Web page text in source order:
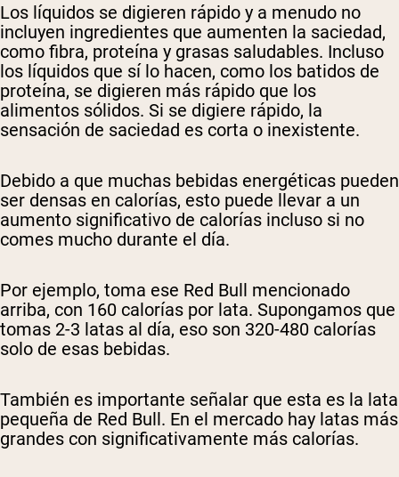
Los líquidos se digieren rápido y a menudo no
incluyen ingredientes que aumenten la saciedad,
como fibra, proteína y grasas saludables. Incluso
los líquidos que sí lo hacen, como los batidos de
proteína, se digieren más rápido que los
alimentos sólidos. Si se digiere rápido, la
sensación de saciedad es corta o inexistente.
Debido a que muchas bebidas energéticas pueden
ser densas en calorías, esto puede llevar a un
aumento significativo de calorías incluso si no
comes mucho durante el día.
Por ejemplo, toma ese Red Bull mencionado
arriba, con 160 calorías por lata. Supongamos que
tomas 2-3 latas al día, eso son 320-480 calorías
solo de esas bebidas.
También es importante señalar que esta es la lata
pequeña de Red Bull. En el mercado hay latas más
grandes con significativamente más calorías.